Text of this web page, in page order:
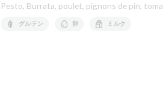
Pesto, Burrata, poulet, pignons de pin,
グルテン 卵 ミルク